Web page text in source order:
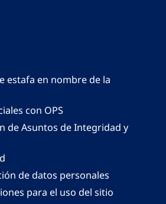
estafa en nombre de la
con OPS
de Asuntos de Integridad y
de datos personales
para el uso del sitio